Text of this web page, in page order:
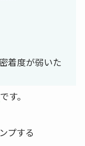
着度が弱いた
です。
プする